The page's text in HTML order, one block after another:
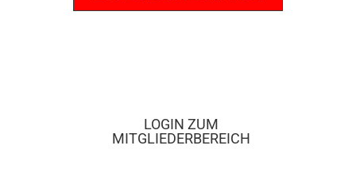
LOGIN ZUM
MITGLIEDERBEREICH